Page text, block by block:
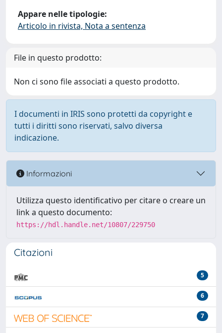
Appare nelle tipologie:
Articolo in rivista, Nota a sentenza
File in questo prodotto:
Non ci sono file associati a questo prodotto.
I documenti in IRIS sono protetti da copyright e
tutti i diritti sono riservati, salvo diversa
indicazione.
Informazioni
Utilizza questo identificativo per citare o creare un
link a questo documento:
https://hdl.handle.net/10807/229750
Citazioni
5
6
7